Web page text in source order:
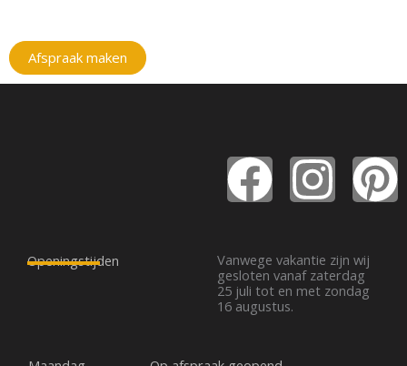
Afspraak maken
F
a
c
e
I
n
s
t
P
i
Openingstijden
Vanwege vakantie zijn wij
gesloten vanaf zaterdag
25 juli tot en met zondag
16 augustus.